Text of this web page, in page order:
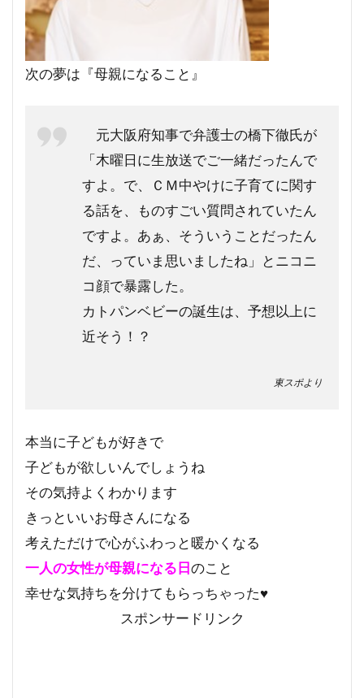
次の夢は『母親になること』
元大阪府知事で弁護士の橋下徹氏が
「木曜日に生放送でご一緒だったんで
すよ。で、ＣＭ中やけに子育てに関す
る話を、ものすごい質問されていたん
ですよ。あぁ、そういうことだったん
だ、っていま思いましたね」とニコニ
コ顔で暴露した。
カトパンベビーの誕生は、予想以上に
近そう！？
東スポより
本当に子どもが好きで
子どもが欲しいんでしょうね
その気持よくわかります
きっといいお母さんになる
考えただけで心がふわっと暖かくなる
一人の女性が母親になる日のこと
幸せな気持ちを分けてもらっちゃった♥
スポンサードリンク